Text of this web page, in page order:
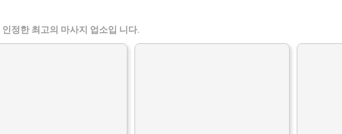
정한 최고의 마사지 업소입 니다.